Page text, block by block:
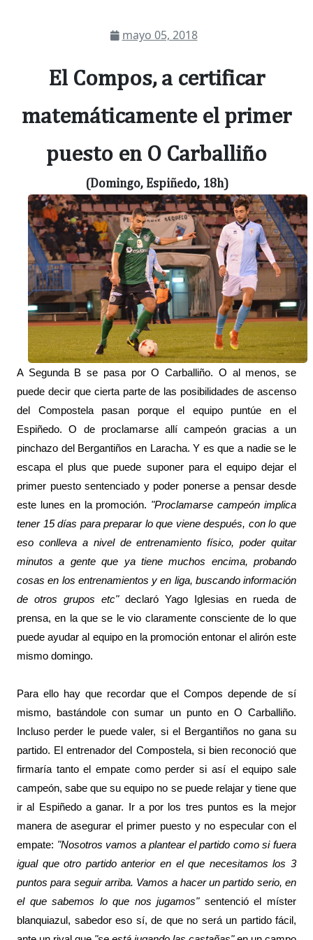
mayo 05, 2018
El Compos, a certificar
matemáticamente el primer
puesto en O Carballiño
(Domingo, Espiñedo, 18h)
A Segunda B se pasa por O Carballiño. O al menos, se
puede decir que cierta parte de las posibilidades de ascenso
del Compostela pasan porque el equipo puntúe en el
Espiñedo. O de proclamarse allí campeón gracias a un
pinchazo del Bergantiños en Laracha. Y es que a nadie se le
escapa el plus que puede suponer para el equipo dejar el
primer puesto sentenciado y poder ponerse a pensar desde
este lunes en la promoción. "Proclamarse campeón implica
tener 15 días para preparar lo que viene después, con lo que
eso conlleva a nivel de entrenamiento físico, poder quitar
minutos a gente que ya tiene muchos encima, probando
cosas en los entrenamientos y en liga, buscando información
de otros grupos etc"declaró Yago Iglesias en rueda de
prensa, en la que se le vio claramente consciente de lo que
puede ayudar al equipo en la promoción entonar el alirón este
mismo domingo.
Para ello hay que recordar que el Compos depende de sí
mismo, bastándole con sumar un punto en O Carballiño.
Incluso perder le puede valer, si el Bergantiños no gana su
partido. El entrenador del Compostela, si bien reconoció que
firmaría tanto el empate como perder si así el equipo sale
campeón, sabe que su equipo no se puede relajar y tiene que
ir al Espiñedo a ganar. Ir a por los tres puntos es la mejor
manera de asegurar el primer puesto y no especular con el
empate: "Nosotros vamos a plantear el partido como si fuera
igual que otro partido anterior en el que necesitamos los 3
puntos para seguir arriba. Vamos a hacer un partido serio, en
el que sabemos lo que nos jugamos"sentenció el míster
blanquiazul, sabedor eso sí, de que no será un partido fácil,